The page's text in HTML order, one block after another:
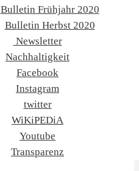
Bulletin Frühjahr 2020
Bulletin Herbst 2020
Newsletter
Nachhaltigkeit
Facebook
Instagram
twitter
WiKiPEDiA
Youtube
Transparenz